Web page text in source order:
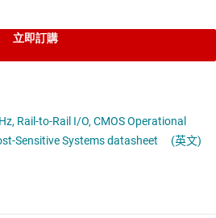
立即訂購
Rail I/O, CMOS Operational
Sensitive Systems datasheet
(英文)